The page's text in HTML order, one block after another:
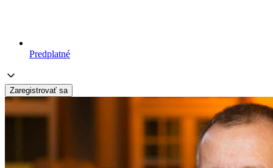
Predplatné
Zaregistrovať sa